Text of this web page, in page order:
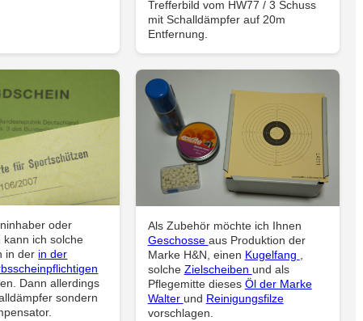
Trefferbild vom HW77 / 3 Schuss
mit Schalldämpfer auf 20m
Entfernung.
oder
kann ich solche
in der in der
Dann allerdings
sondern
Als Zubehör möchte ich Ihnen
Geschosse aus Produktion der
Marke H&N, einen Kugelfang ,
solche Zielscheiben und als
Pflegemitte dieses Öl der Marke
Walter und Reinigungsfilze
vorschlagen.